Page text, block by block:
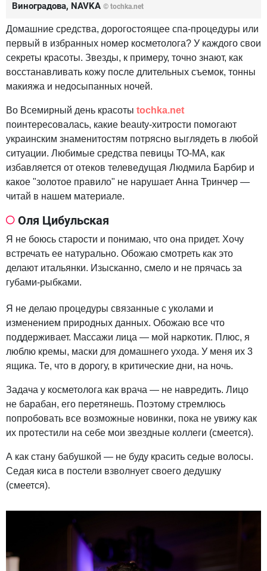
Виноградова, NAVKA © tochka.net
Домашние средства, дорогостоящее спа-процедуры или
первый в избранных номер косметолога? У каждого свои
секреты красоты. Звезды, к примеру, точно знают, как
восстанавливать кожу после длительных съемок, тонны
макияжа и недосыпанных ночей.
Во Всемирный день красоты tochka.net
поинтересовалась, какие beauty-хитрости помогают
украинским знаменитостям потрясно выглядеть в любой
ситуации. Любимые средства певицы ТО-МА, как
избавляется от отеков телеведущая Людмила Барбир и
какое "золотое правило" не нарушает Анна Тринчер —
читай в нашем материале.
Оля Цибульская
Я не боюсь старости и понимаю, что она придет. Хочу
встречать ее натурально. Обожаю смотреть как это
делают итальянки. Изысканно, смело и не прячась за
губами-рыбками.
Я не делаю процедуры связанные с уколами и
изменением природных данных. Обожаю все что
поддерживает. Массажи лица — мой наркотик. Плюс, я
люблю кремы, маски для домашнего ухода. У меня их 3
ящика. Те, что в дорогу, в критические дни, на ночь.
Задача у косметолога как врача — не навредить. Лицо
не барабан, его перетянешь. Поэтому стремлюсь
попробовать все возможные новинки, пока не увижу как
их протестили на себе мои звездные коллеги (смеется).
А как стану бабушкой — не буду красить седые волосы.
Седая киса в постели взволнует своего дедушку
(смеется).